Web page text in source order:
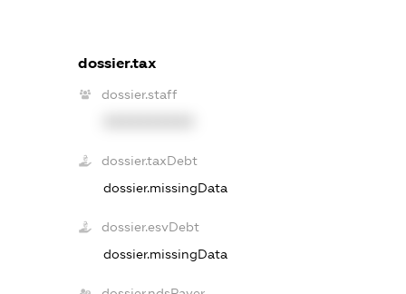
dossier.tax
dossier.staff
dossier.taxDebt
dossier.missingData
dossier.esvDebt
dossier.missingData